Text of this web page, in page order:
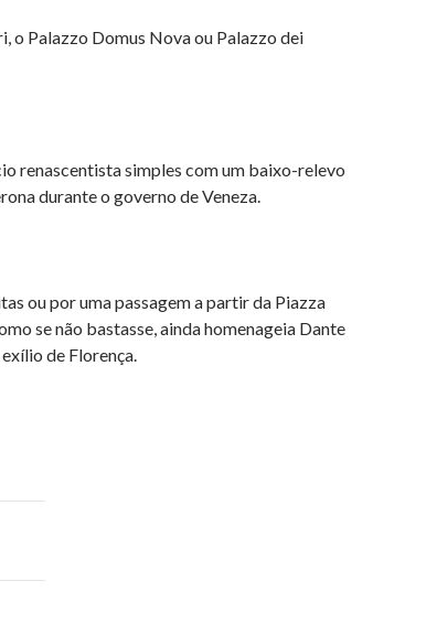
o Palazzo Domus Nova ou Palazzo dei
renascentista simples com um baixo-relevo
durante o governo de Veneza.
ou por uma passagem a partir da Piazza
se não bastasse, ainda homenageia Dante
de Florença.